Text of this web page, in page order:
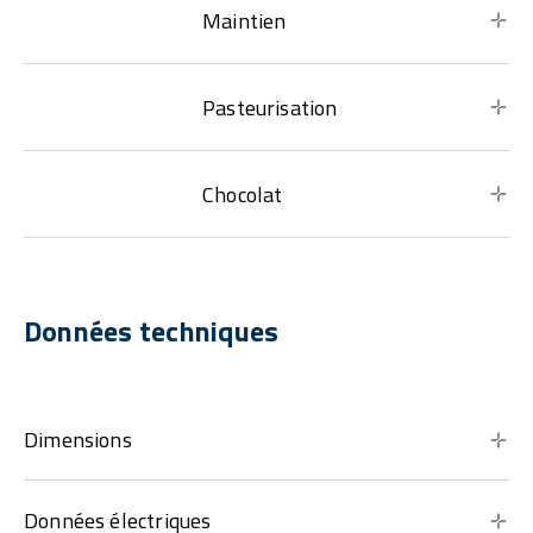
Maintien
Pasteurisation
Chocolat
Données techniques
Dimensions
Données électriques